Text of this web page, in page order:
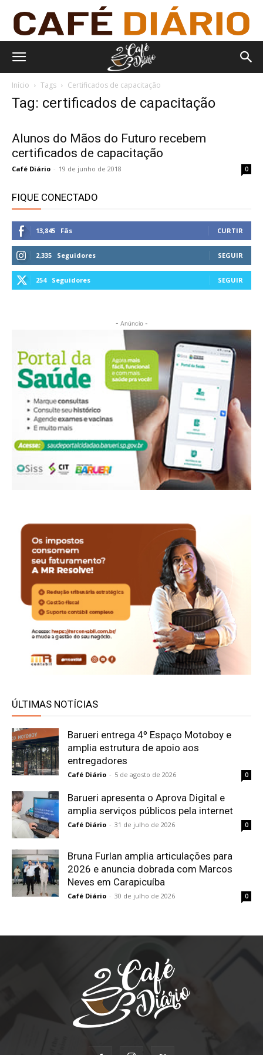
Início Tags Certificados de capacitação
Tag: certificados de capacitação
Alunos do Mãos do Futuro recebem
certificados de capacitação
Café Diário - 19 de junho de 2018 0
FIQUE CONECTADO
13,845 Fãs CURTIR
2,335 Seguidores SEGUIR
254 Seguidores SEGUIR
- Anúncio -
ÚLTIMAS NOTÍCIAS
Barueri entrega 4º Espaço Motoboy e
amplia estrutura de apoio aos
entregadores
Café Diário - 5 de agosto de 2026 0
Barueri apresenta o Aprova Digital e
amplia serviços públicos pela internet
Café Diário - 31 de julho de 2026 0
Bruna Furlan amplia articulações para
2026 e anuncia dobrada com Marcos
Neves em Carapicuíba
Café Diário - 30 de julho de 2026 0